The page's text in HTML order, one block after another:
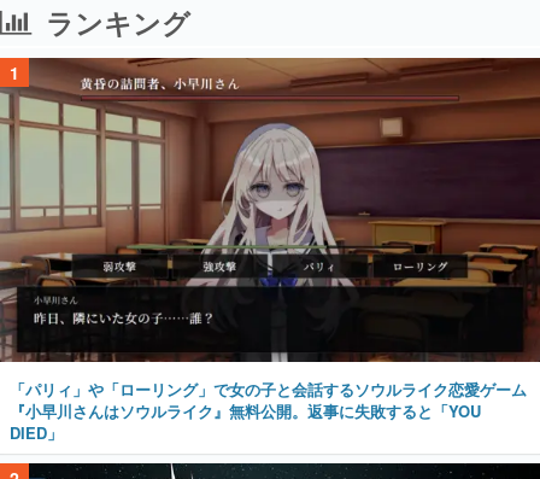
ランキング
1
「パリィ」や「ローリング」で女の子と会話するソウルライク恋愛ゲーム
『小早川さんはソウルライク』無料公開。返事に失敗すると「YOU
DIED」